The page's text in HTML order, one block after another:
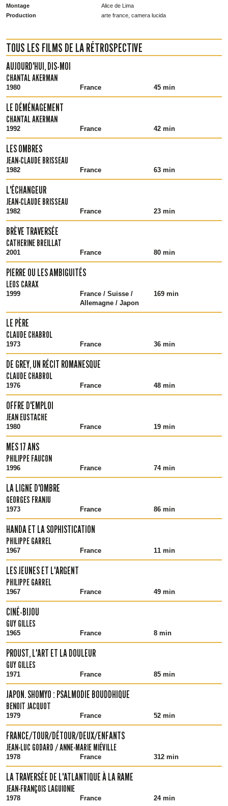
Montage
Alice de Lima
Production
arte france, camera lucida
TOUS LES FILMS DE LA RÉTROSPECTIVE
AUJOURD'HUI, DIS-MOI
CHANTAL AKERMAN
1980 France 45 min
LE DÉMÉNAGEMENT
CHANTAL AKERMAN
1992 France 42 min
LES OMBRES
JEAN-CLAUDE BRISSEAU
1982 France 63 min
L'ÉCHANGEUR
JEAN-CLAUDE BRISSEAU
1982 France 23 min
BRÈVE TRAVERSÉE
CATHERINE BREILLAT
2001 France 80 min
PIERRE OU LES AMBIGUITÉS
LEOS CARAX
1999
France / Suisse /
Allemagne / Japon
169 min
LE PÈRE
CLAUDE CHABROL
1973 France 36 min
DE GREY, UN RÉCIT ROMANESQUE
CLAUDE CHABROL
1976 France 48 min
OFFRE D'EMPLOI
JEAN EUSTACHE
1980 France 19 min
MES 17 ANS
PHILIPPE FAUCON
1996 France 74 min
LA LIGNE D'OMBRE
GEORGES FRANJU
1973 France 86 min
HANDA ET LA SOPHISTICATION
PHILIPPE GARREL
1967 France 11 min
LES JEUNES ET L'ARGENT
PHILIPPE GARREL
1967 France 49 min
CINÉ-BIJOU
GUY GILLES
1965 France 8 min
PROUST, L'ART ET LA DOULEUR
GUY GILLES
1971 France 85 min
JAPON. SHOMYO : PSALMODIE BOUDDHIQUE
BENOIT JACQUOT
1979 France 52 min
FRANCE/TOUR/DÉTOUR/DEUX/ENFANTS
JEAN-LUC GODARD / ANNE-MARIE MIÉVILLE
1978 France 312 min
LA TRAVERSÉE DE L'ATLANTIQUE À LA RAME
JEAN-FRANÇOIS LAGUIONIE
1978 France 24 min